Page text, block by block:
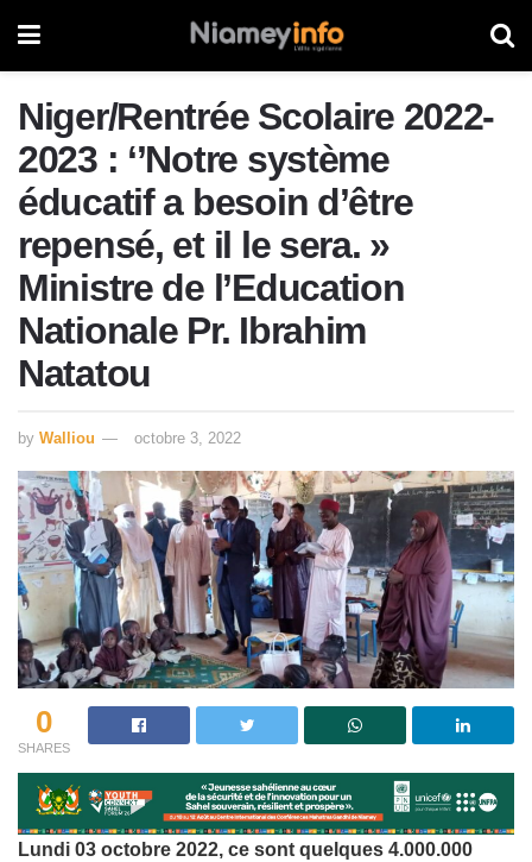
Niger/Rentrée Scolaire 2022-
2023 : ‘’Notre système
éducatif a besoin d’être
repensé, et il le sera. »
Ministre de l’Education
Nationale Pr. Ibrahim
Natatou
by Walliou octobre 3, 2022
0
SHARES
Lundi 03 octobre 2022, ce sont quelques 4.000.000